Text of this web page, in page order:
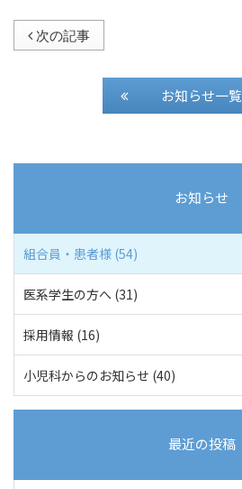
次の記事
お知らせ一覧
お知らせ
組合員・患者様 (54)
医系学生の方へ (31)
採用情報 (16)
小児科からのお知らせ (40)
最近の投稿